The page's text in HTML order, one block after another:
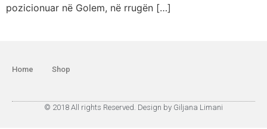
pozicionuar në Golem, në rrugën […]
Home Shop
© 2018 All rights Reserved. Design by Giljana Limani